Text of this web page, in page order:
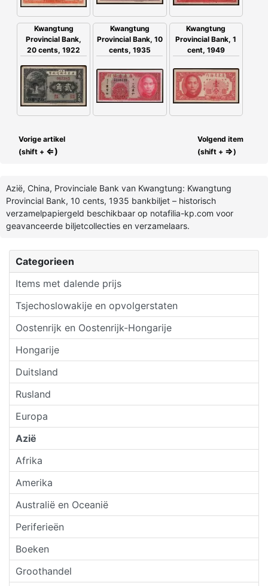
Categorieen
Items met dalende prijs
Tsjechoslowakije en opvolgerstaten
Oostenrijk en Oostenrijk-Hongarije
Hongarije
Duitsland
Rusland
Europa
Azië
Afrika
Amerika
Australië en Oceanië
Periferieën
Boeken
Groothandel
Kwangtung
Provincial Bank,
20 cents, 1922
Kwangtung
Provincial Bank, 10
cents, 1935
Kwangtung
Provincial Bank, 1
cent, 1949
Vorige artikel
(shift + ⇐)
Volgend item
(shift + ⇒)
Azië, China, Provinciale Bank van Kwangtung: Kwangtung
Provincial Bank, 10 cents, 1935 bankbiljet – historisch
verzamelpapiergeld beschikbaar op notafilia-kp.com voor
geavanceerde biljetcollecties en verzamelaars.